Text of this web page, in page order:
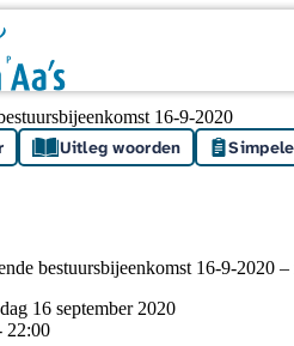
16-9-2020
Uitleg woorden
bestuursbijeenkomst 16-9-2020
en tijd16 september 2020
22:00